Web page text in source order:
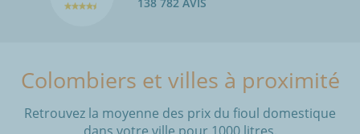
Colombiers et villes à proximité
Retrouvez la moyenne des prix du fioul domestique